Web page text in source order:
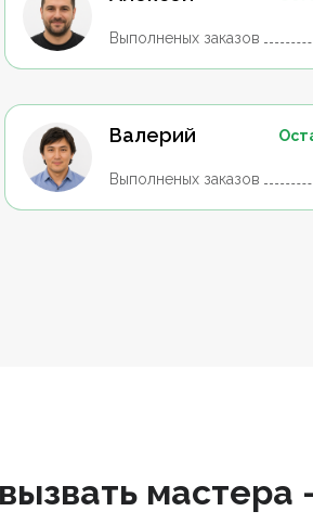
Выполненых заказов
Валерий
Выполненых заказов